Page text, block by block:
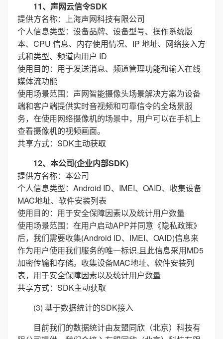
11、声网云信令SDK
提供方名称：上海声网科技有限公司
个人信息类型：设备品牌、设备型号、操作系统版
本、CPU 信息、内存使用情况、IP 地址、网络接入方
式和类型、频道内用户 ID
使用目的：用于发送消息、频道管理功能和输入在线
媒体流功能
使用场景范围：声网智能摄像头场景解决方案为设备
端和客户端提供实时音视频和可靠信令的全场景服
务，在使用网络摄像机的场景中，用户可以在手机上
查看摄像机的视频画面。
共享方式：SDK主动获取
12、本公司(企业内部SDK)
提供方名称：本公司
个人信息类型：Android ID、IMEI、OAID、收集设备
MAC地址、软件安装列表
使用目的：用于安全保障因素以及统计用户数量
使用场景范围：在用户启动APP并同意《隐私政策》
后，我们需要收集(Android ID、IMEI、OAID)信息来
作为用户使用我们服务的唯一标识,且此信息采用MD5
加密传输和存储。收集设备MAC地址、软件安装列
表，用于安全保障因素以及统计用户数量
共享方式：SDK主动获取
(3) 基于数据统计的SDK接入
目前我们的数据统计由友盟同欣（北京）科技有